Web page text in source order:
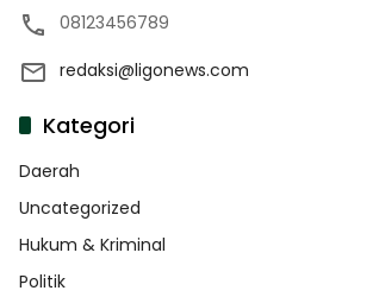
08123456789
redaksi@ligonews.com
Kategori
Daerah
Uncategorized
Hukum & Kriminal
Politik